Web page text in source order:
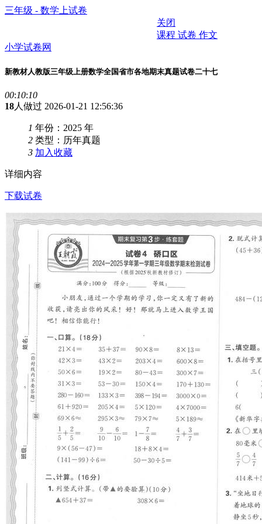
三年级 - 数学上试卷
关闭
课程 试卷 作文
小学试卷网
新教材人教版三年级上册数学全国省市各地期末真题试卷二十七
00:10:10
18人做过 2026-01-21 12:56:36
1 年份：2025 年
2 类型：历年真题
3 加入收藏
详细内容
下载试卷